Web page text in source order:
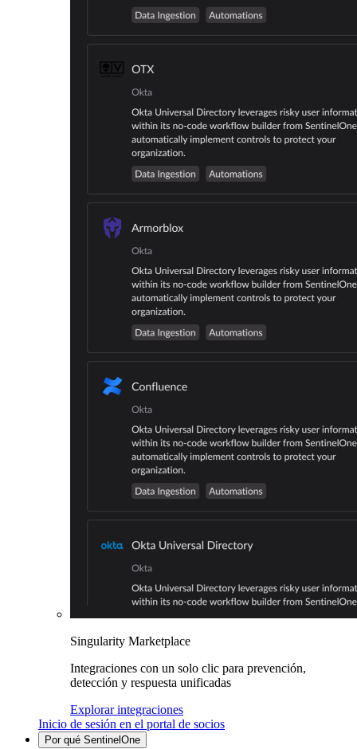
Singularity Marketplace
Integraciones con un solo clic para prevención,
detección y respuesta unificadas
Explorar integraciones
Inicio de sesión en el portal de socios
Por qué SentinelOne